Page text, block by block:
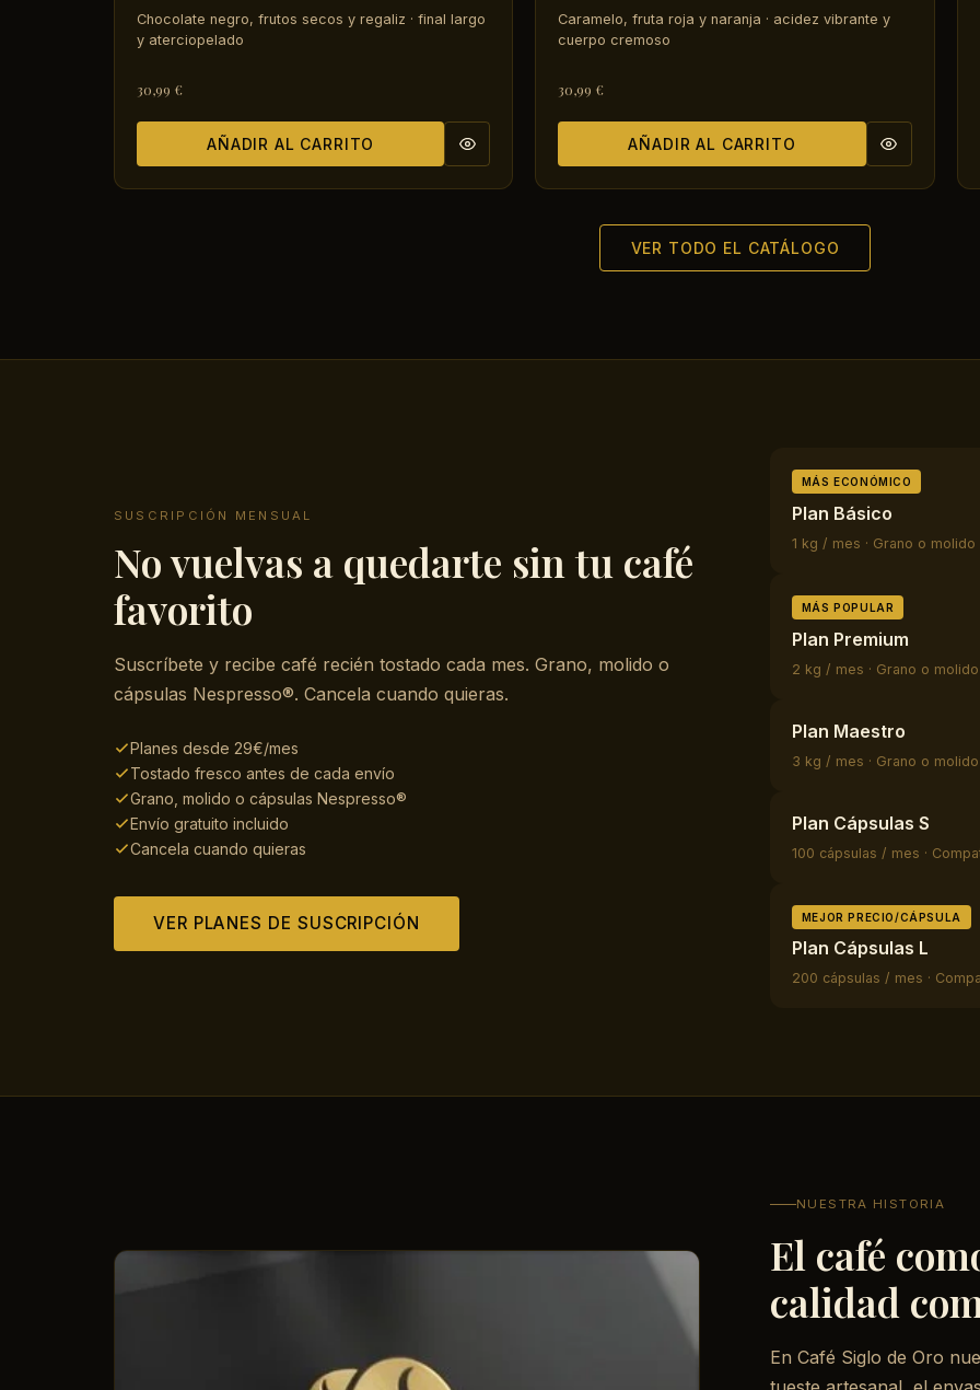
Chocolate negro, frutos secos y regaliz · final largo
y aterciopelado
30,99 €
AÑADIR AL CARRITO
Caramelo, fruta roja y naranja · acidez vibrante y
cuerpo cremoso
30,99 €
AÑADIR AL CARRITO
VER TODO EL CATÁLOGO
SUSCRIPCIÓN MENSUAL
No vuelvas a quedarte sin tu café
favorito
Suscríbete y recibe café recién tostado cada mes. Grano, molido o
cápsulas Nespresso®. Cancela cuando quieras.
Planes desde 29€/mes
Tostado fresco antes de cada envío
Grano, molido o cápsulas Nespresso®
Envío gratuito incluido
Cancela cuando quieras
VER PLANES DE SUSCRIPCIÓN
MÁS ECONÓMICO
Plan Básico
1 kg / mes · Grano o molido
MÁS POPULAR
Plan Premium
2 kg / mes · Grano o molido
Plan Maestro
3 kg / mes · Grano o molido
Plan Cápsulas S
100 cápsulas / mes ·
MEJOR PRECIO/CÁPSULA
Plan Cápsulas L
200 cápsulas / mes ·
NUESTRA HISTORIA
El café
calidad
En Café Siglo de Oro